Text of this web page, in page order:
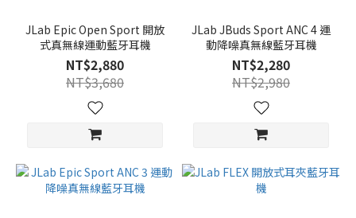
JLab Epic Open Sport 開放
式真無線運動藍牙耳機
NT$2,880
NT$3,680
JLab JBuds Sport ANC 4 運
動降噪真無線藍牙耳機
NT$2,280
NT$2,980